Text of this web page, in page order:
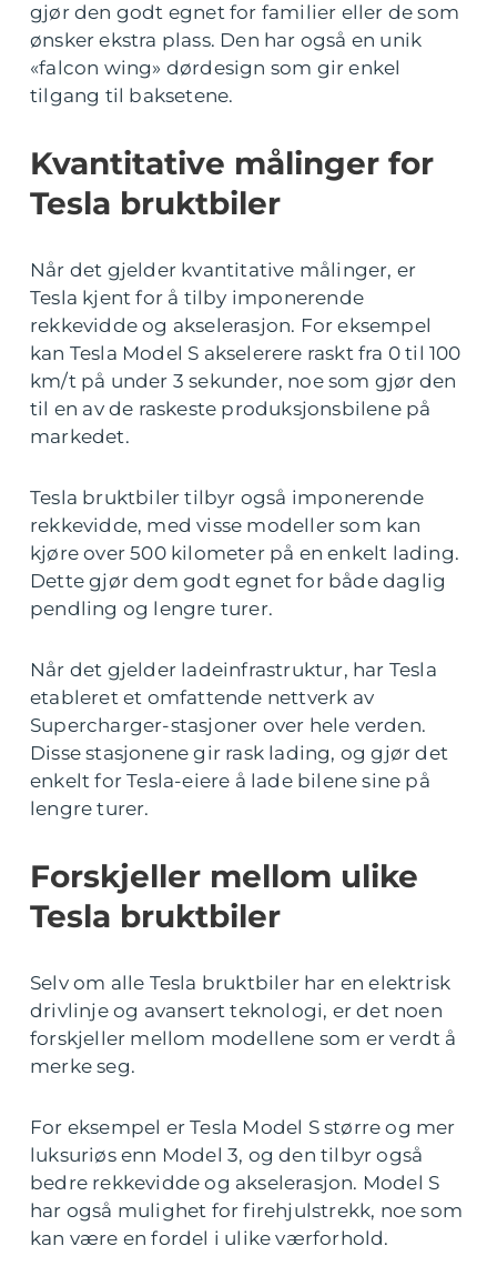
gjør den godt egnet for familier eller de som
ønsker ekstra plass. Den har også en unik
«falcon wing» dørdesign som gir enkel
tilgang til baksetene.
Kvantitative målinger for
Tesla bruktbiler
Når det gjelder kvantitative målinger, er
Tesla kjent for å tilby imponerende
rekkevidde og akselerasjon. For eksempel
kan Tesla Model S akselerere raskt fra 0 til 100
km/t på under 3 sekunder, noe som gjør den
til en av de raskeste produksjonsbilene på
markedet.
Tesla bruktbiler tilbyr også imponerende
rekkevidde, med visse modeller som kan
kjøre over 500 kilometer på en enkelt lading.
Dette gjør dem godt egnet for både daglig
pendling og lengre turer.
Når det gjelder ladeinfrastruktur, har Tesla
etableret et omfattende nettverk av
Supercharger-stasjoner over hele verden.
Disse stasjonene gir rask lading, og gjør det
enkelt for Tesla-eiere å lade bilene sine på
lengre turer.
Forskjeller mellom ulike
Tesla bruktbiler
Selv om alle Tesla bruktbiler har en elektrisk
drivlinje og avansert teknologi, er det noen
forskjeller mellom modellene som er verdt å
merke seg.
For eksempel er Tesla Model S større og mer
luksuriøs enn Model 3, og den tilbyr også
bedre rekkevidde og akselerasjon. Model S
har også mulighet for firehjulstrekk, noe som
kan være en fordel i ulike værforhold.